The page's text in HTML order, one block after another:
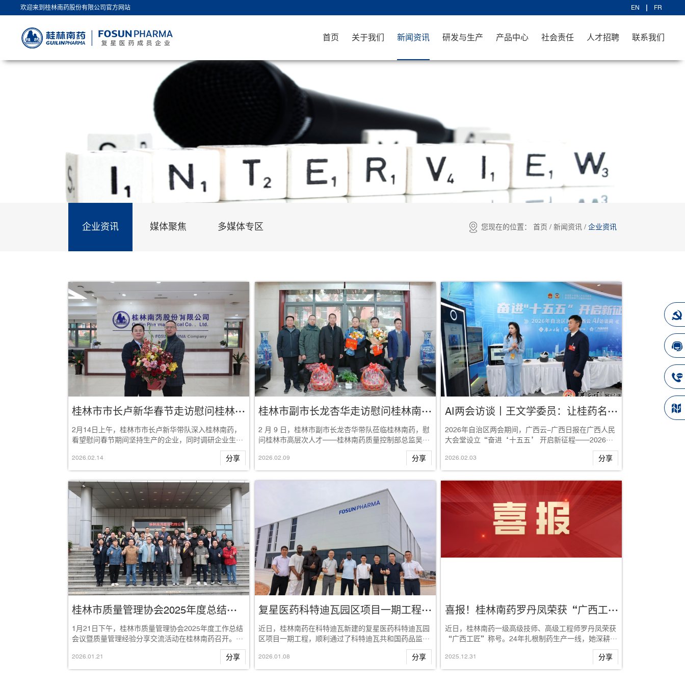
欢迎来到桂林南药股份有限公司官方网站 EN FR
首页 关于我们 新闻资讯 研发与生产 产品中心 社会责任 人才招聘 联系我们
企业资讯 媒体聚焦 多媒体专区 您现在的位置： 首页 / 新闻资讯 / 企业资讯
桂林市市长卢新华春节走访慰问桂林南药
2月14日上午，桂林市市长卢新华带队深入桂林南药，
看望慰问春节期间坚持生产的企业，同时调研企业生产
经营情况，并致以新春的祝福和诚挚的问候。桂...
2026.02.14 分享
桂林市副市长龙杏华走访慰问桂林南药高层次人才
2 月 9 日，桂林市副市长龙杏华带队莅临桂林南药，慰
问桂林市高层次人才——桂林南药质量控制部总监吴
2026.02.09 分享
AI两会访谈丨王文学委员：让桂药名片走向世界，为广西高质量发展注入持久动能
2026年自治区两会期间，广西云-广西日报在广西人民
大会堂设立“奋进‘十五五’ 开启新征程——2026年
2026.02.03 分享
桂林市质量管理协会2025年度总结会暨经验交流活动在桂林南药举办
1月21日下午，桂林市质量管理协会2025年度工作总结
会议暨质量管理经验分享交流活动在桂林南药召开。会
2026.01 .21 分享
复星医药科特迪瓦园区项目一期工程获得本地生产许可
近日，桂林南药在科特迪瓦新建的复星医药科特迪瓦园
区项目一期工程，顺利通过了科特迪瓦共和国药品监管
2026.01 .08 分享
喜报！桂林南药罗丹凤荣获“广西工匠”，以匠心守护全球抗疟生命线
近日，桂林南药一级高级技师、高级工程师罗丹凤荣获
“广西工匠”称号。24年扎根制药生产一线，她深耕青
蒿琥酯系列抗疟药的生产操作、工艺改进与产线...
2025.12.31 分享